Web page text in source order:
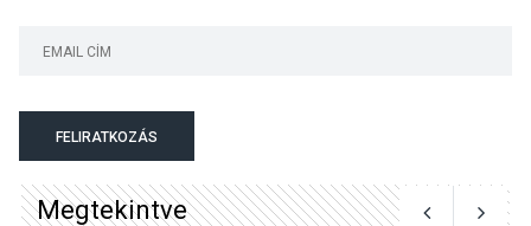
a parkolási díjak
FELIRATKOZÁS
Megtekintve